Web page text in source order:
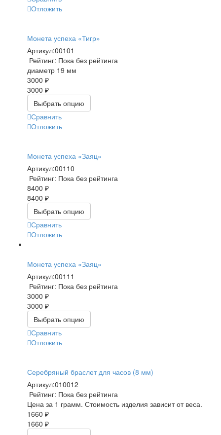
Отложить
Монета успеха «Тигр»
Артикул:00101
Рейтинг: Пока без рейтинга
диаметр 19 мм
3000 ₽
3000 ₽
Выбрать опцию
Сравнить
Отложить
Монета успеха «Заяц»
Артикул:00110
Рейтинг: Пока без рейтинга
8400 ₽
8400 ₽
Выбрать опцию
Сравнить
Отложить
Монета успеха «Заяц»
Артикул:00111
Рейтинг: Пока без рейтинга
3000 ₽
3000 ₽
Выбрать опцию
Сравнить
Отложить
Серебряный браслет для часов (8 мм)
Артикул:010012
Рейтинг: Пока без рейтинга
Цена за 1 грамм. Стоимость изделия зависит от веса.
1660 ₽
1660 ₽